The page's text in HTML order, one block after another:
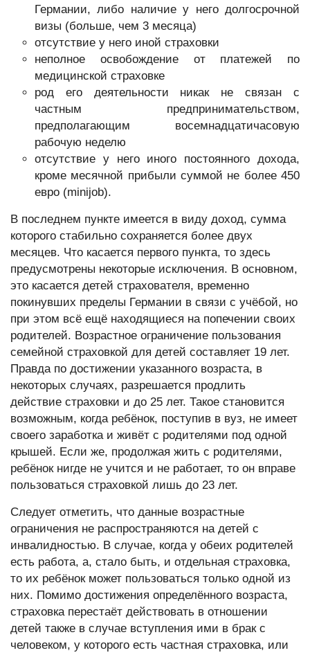
Германии, либо наличие у него долгосрочной
визы (больше, чем 3 месяца)
отсутствие у него иной страховки
неполное освобождение от платежей по
медицинской страховке
род его деятельности никак не связан с
частным предпринимательством,
предполагающим восемнадцатичасовую
рабочую неделю
отсутствие у него иного постоянного дохода,
кроме месячной прибыли суммой не более 450
евро (minijob).
В последнем пункте имеется в виду доход, сумма
которого стабильно сохраняется более двух
месяцев. Что касается первого пункта, то здесь
предусмотрены некоторые исключения. В основном,
это касается детей страхователя, временно
покинувших пределы Германии в связи с учёбой, но
при этом всё ещё находящиеся на попечении своих
родителей. Возрастное ограничение пользования
семейной страховкой для детей составляет 19 лет.
Правда по достижении указанного возраста, в
некоторых случаях, разрешается продлить
действие страховки и до 25 лет. Такое становится
возможным, когда ребёнок, поступив в вуз, не имеет
своего заработка и живёт с родителями под одной
крышей. Если же, продолжая жить с родителями,
ребёнок нигде не учится и не работает, то он вправе
пользоваться страховкой лишь до 23 лет.
Следует отметить, что данные возрастные
ограничения не распространяются на детей с
инвалидностью. В случае, когда у обеих родителей
есть работа, а, стало быть, и отдельная страховка,
то их ребёнок может пользоваться только одной из
них. Помимо достижения определённого возраста,
страховка перестаёт действовать в отношении
детей также в случае вступления ими в брак с
человеком, у которого есть частная страховка, или